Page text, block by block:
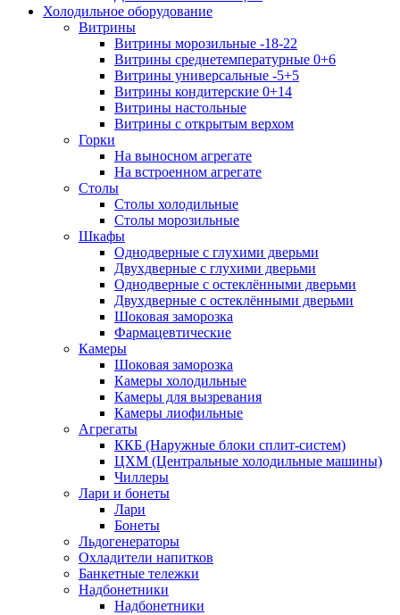
Холодильное оборудование
Витрины
Витрины морозильные -18-22
Витрины среднетемпературные 0+6
Витрины универсальные -5+5
Витрины кондитерские 0+14
Витрины настольные
Витрины с открытым верхом
Горки
На выносном агрегате
На встроенном агрегате
Столы
Столы холодильные
Столы морозильные
Шкафы
Однодверные с глухими дверьми
Двухдверные с глухими дверьми
Однодверные с остеклёнными дверьми
Двухдверные с остеклёнными дверьми
Шоковая заморозка
Фармацевтические
Камеры
Шоковая заморозка
Камеры холодильные
Камеры для вызревания
Камеры лиофильные
Агрегаты
ККБ (Наружные блоки сплит-систем)
ЦХМ (Центральные холодильные машины)
Чиллеры
Лари и бонеты
Лари
Бонеты
Льдогенераторы
Охладители напитков
Банкетные тележки
Надбонетники
Надбонетники